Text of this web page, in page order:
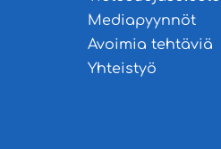
Mediapyynnöt
Avoimia tehtäviä
Yhteistyö